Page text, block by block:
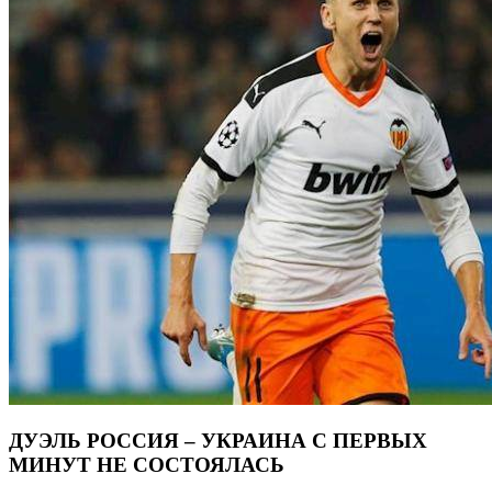
ДУЭЛЬ РОССИЯ – УКРАИНА С ПЕРВЫХ
МИНУТ НЕ СОСТОЯЛАСЬ